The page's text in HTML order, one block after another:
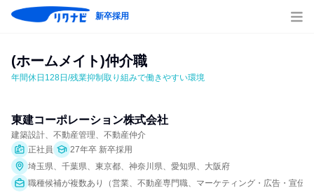
新卒採用
(ホームメイト)仲介職
年間休日128日/残業抑制取り組みで働きやすい環境
東建コーポレーション株式会社
建築設計、不動産管理、不動産仲介
正社員
27年卒 新卒採用
埼玉県、千葉県、東京都、神奈川県、愛知県、大阪府
職種候補が複数あり（営業、不動産専門職、マーケティング・広告・宣伝）